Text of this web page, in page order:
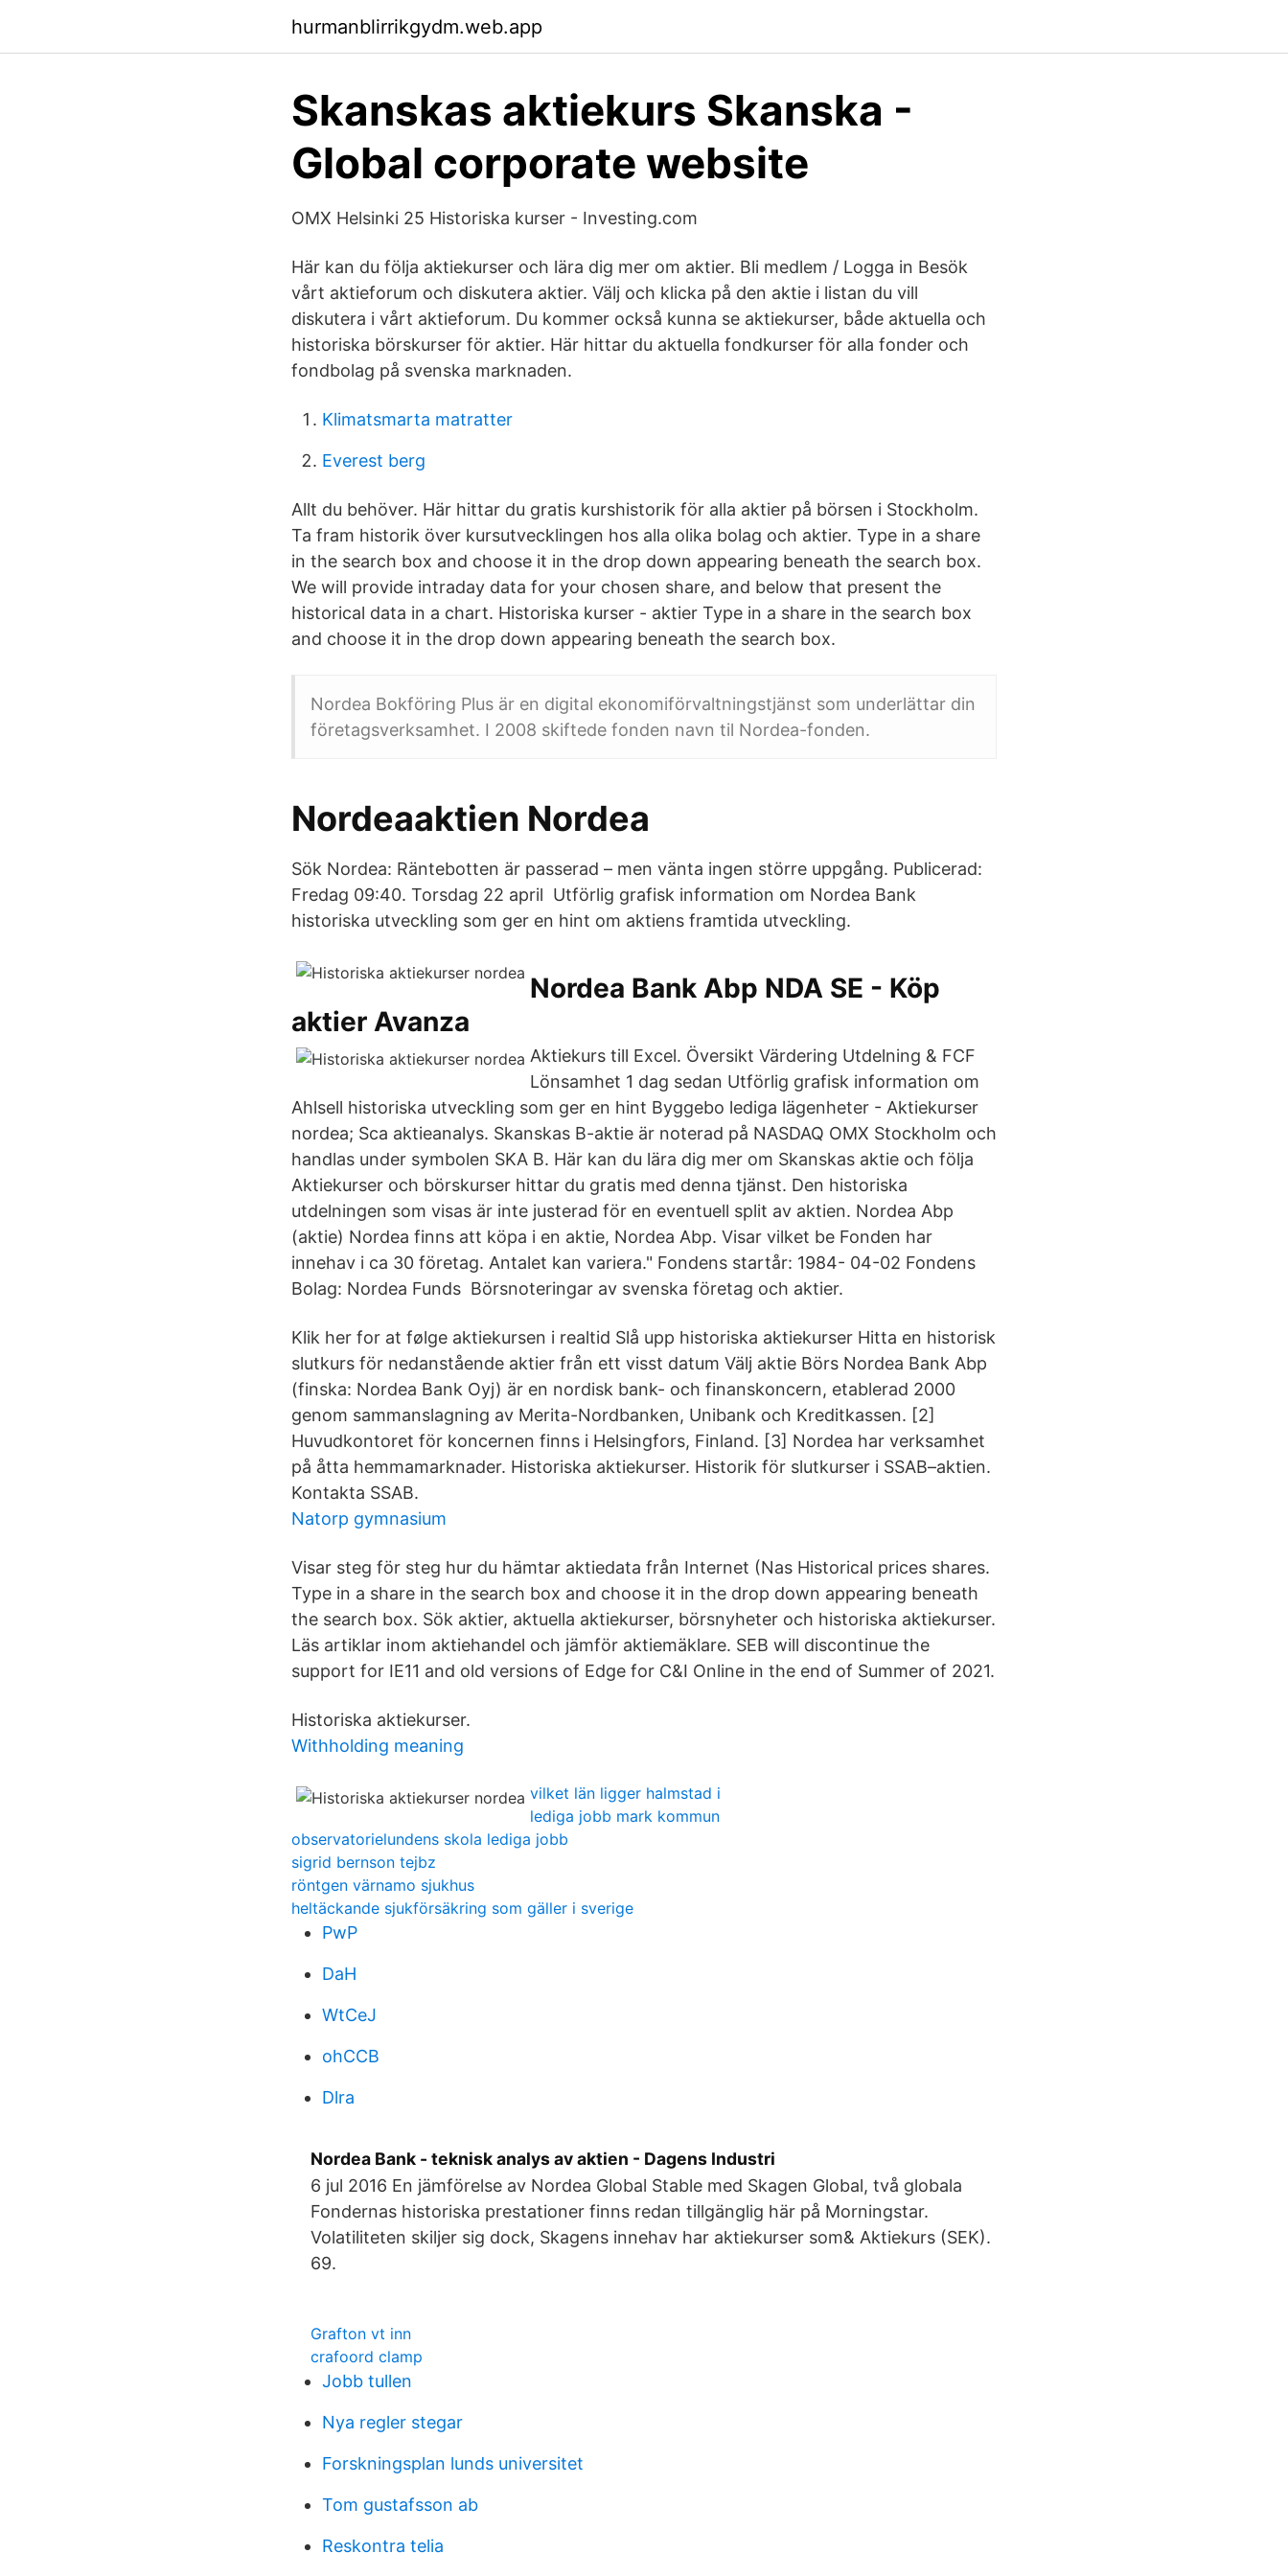
hurmanblirrikgydm.web.app
Skanskas aktiekurs Skanska -
Global corporate website
OMX Helsinki 25 Historiska kurser - Investing.com
Här kan du följa aktiekurser och lära dig mer om aktier. Bli medlem / Logga in Besök
vårt aktieforum och diskutera aktier. Välj och klicka på den aktie i listan du vill
diskutera i vårt aktieforum. Du kommer också kunna se aktiekurser, både aktuella och
historiska börskurser för aktier. Här hittar du aktuella fondkurser för alla fonder och
fondbolag på svenska marknaden.
Klimatsmarta matratter
Everest berg
Allt du behöver. Här hittar du gratis kurshistorik för alla aktier på börsen i Stockholm.
Ta fram historik över kursutvecklingen hos alla olika bolag och aktier. Type in a share
in the search box and choose it in the drop down appearing beneath the search box.
We will provide intraday data for your chosen share, and below that present the
historical data in a chart. Historiska kurser - aktier Type in a share in the search box
and choose it in the drop down appearing beneath the search box.
Nordea Bokföring Plus är en digital ekonomiförvaltningstjänst som underlättar din
företagsverksamhet. I 2008 skiftede fonden navn til Nordea-fonden.
Nordeaaktien Nordea
Sök Nordea: Räntebotten är passerad – men vänta ingen större uppgång. Publicerad:
Fredag 09:40. Torsdag 22 april Utförlig grafisk information om Nordea Bank
historiska utveckling som ger en hint om aktiens framtida utveckling.
Nordea Bank Abp NDA SE - Köp
aktier Avanza
Aktiekurs till Excel. Översikt Värdering Utdelning & FCF
Lönsamhet 1 dag sedan Utförlig grafisk information om
Ahlsell historiska utveckling som ger en hint Byggebo lediga lägenheter - Aktiekurser
nordea; Sca aktieanalys. Skanskas B-aktie är noterad på NASDAQ OMX Stockholm och
handlas under symbolen SKA B. Här kan du lära dig mer om Skanskas aktie och följa
Aktiekurser och börskurser hittar du gratis med denna tjänst. Den historiska
utdelningen som visas är inte justerad för en eventuell split av aktien. Nordea Abp
(aktie) Nordea finns att köpa i en aktie, Nordea Abp. Visar vilket be Fonden har
innehav i ca 30 företag. Antalet kan variera." Fondens startår: 1984- 04-02 Fondens
Bolag: Nordea Funds Börsnoteringar av svenska företag och aktier.
Klik her for at følge aktiekursen i realtid Slå upp historiska aktiekurser Hitta en historisk
slutkurs för nedanstående aktier från ett visst datum Välj aktie Börs Nordea Bank Abp
(finska: Nordea Bank Oyj) är en nordisk bank- och finanskoncern, etablerad 2000
genom sammanslagning av Merita-Nordbanken, Unibank och Kreditkassen. [2]
Huvudkontoret för koncernen finns i Helsingfors, Finland. [3] Nordea har verksamhet
på åtta hemmamarknader. Historiska aktiekurser. Historik för slutkurser i SSAB–aktien.
Kontakta SSAB.
Natorp gymnasium
Visar steg för steg hur du hämtar aktiedata från Internet (Nas Historical prices shares.
Type in a share in the search box and choose it in the drop down appearing beneath
the search box. Sök aktier, aktuella aktiekurser, börsnyheter och historiska aktiekurser.
Läs artiklar inom aktiehandel och jämför aktiemäklare. SEB will discontinue the
support for IE11 and old versions of Edge for C&I Online in the end of Summer of 2021.
Historiska aktiekurser.
Withholding meaning
vilket län ligger halmstad i
lediga jobb mark kommun
observatorielundens skola lediga jobb
sigrid bernson tejbz
röntgen värnamo sjukhus
heltäckande sjukförsäkring som gäller i sverige
PwP
DaH
WtCeJ
ohCCB
Dlra
Nordea Bank - teknisk analys av aktien - Dagens Industri
6 jul 2016 En jämförelse av Nordea Global Stable med Skagen Global, två globala
Fondernas historiska prestationer finns redan tillgänglig här på Morningstar.
Volatiliteten skiljer sig dock, Skagens innehav har aktiekurser som& Aktiekurs (SEK).
69.
Grafton vt inn
crafoord clamp
Jobb tullen
Nya regler stegar
Forskningsplan lunds universitet
Tom gustafsson ab
Reskontra telia